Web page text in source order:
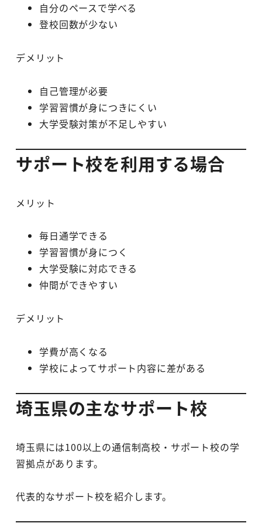
自分のペースで学べる
登校回数が少ない
デメリット
自己管理が必要
学習習慣が身につきにくい
大学受験対策が不足しやすい
サポート校を利用する場合
メリット
毎日通学できる
学習習慣が身につく
大学受験に対応できる
仲間ができやすい
デメリット
学費が高くなる
学校によってサポート内容に差がある
埼玉県の主なサポート校
埼玉県には100以上の通信制高校・サポート校の学
習拠点があります。
代表的なサポート校を紹介します。